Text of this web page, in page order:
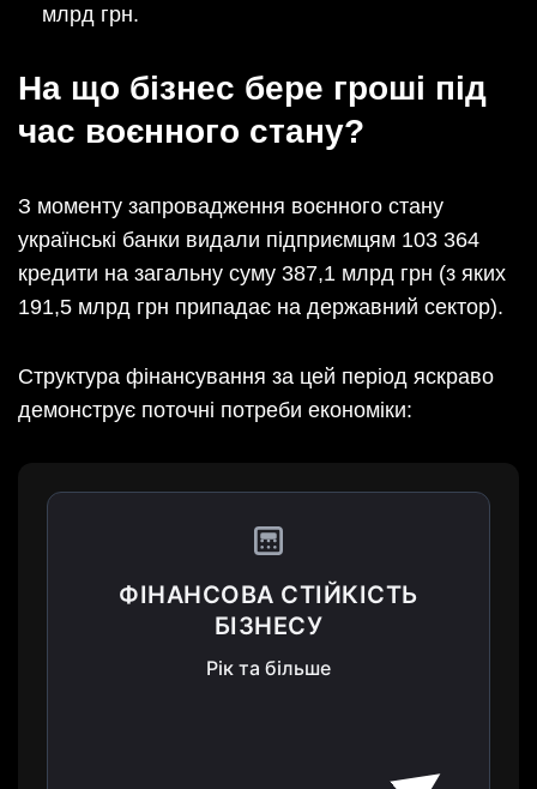
млрд грн.
На що бізнес бере гроші під
час воєнного стану?
З моменту запровадження воєнного стану
українські банки видали підприємцям 103 364
кредити на загальну суму 387,1 млрд грн (з яких
191,5 млрд грн припадає на державний сектор).
Структура фінансування за цей період яскраво
демонструє поточні потреби економіки:
ФІНАНСОВА СТІЙКІСТЬ
БІЗНЕСУ
Рік та більше